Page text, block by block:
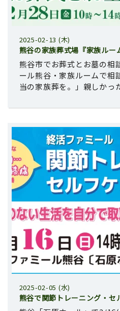
2025-02-13 (木)
熊谷の家族葬式場『家族ルー
熊谷市でお葬式とお墓の相
ール熊谷・家族ルームで相
当の家族葬を。」親しかっ
2025-02-05 (水)
熊谷で関節トレーニング・セ